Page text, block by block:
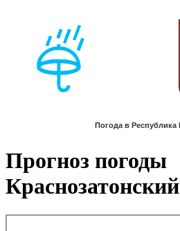
Прогноз погоды
Краснозатонский